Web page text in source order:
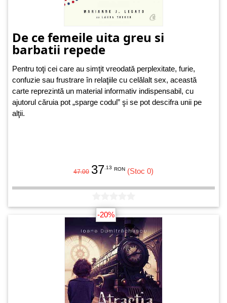
De ce femeile uita greu si
barbatii repede
Pentru toţi cei care au simţit vreodată perplexitate, furie,
confuzie sau frustrare în relaţiile cu celălalt sex, această
carte reprezintă un material informativ indispensabil, cu
ajutorul căruia pot „sparge codul” şi se pot descifra unii pe
alţii.
47.00 37 .13 RON (Stoc 0)
-20%